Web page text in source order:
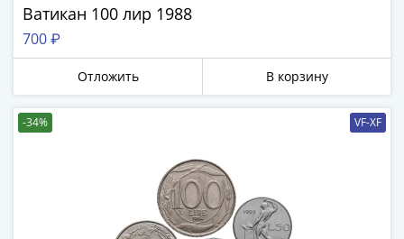
Ватикан 100 лир 1988
700 ₽
Отложить В корзину
-34% VF-XF